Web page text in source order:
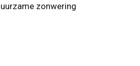
zonwering